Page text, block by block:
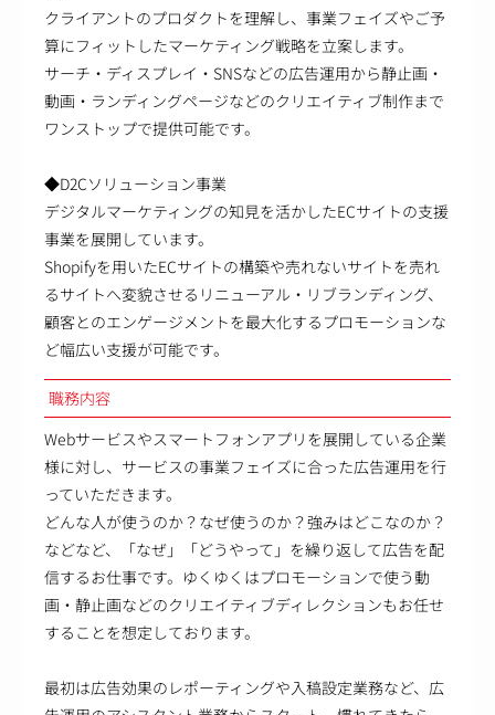
クライアントのプロダクトを理解し、事業フェイズやご予
算にフィットしたマーケティング戦略を立案します。
サーチ・ディスプレイ・SNSなどの広告運用から静止画・
動画・ランディングページなどのクリエイティブ制作まで
ワンストップで提供可能です。
◆D2Cソリューション事業
デジタルマーケティングの知見を活かしたECサイトの支援
事業を展開しています。
Shopifyを用いたECサイトの構築や売れないサイトを売れ
るサイトへ変貌させるリニューアル・リブランディング、
顧客とのエンゲージメントを最大化するプロモーションな
ど幅広い支援が可能です。
職務内容
Webサービスやスマートフォンアプリを展開している企業
様に対し、サービスの事業フェイズに合った広告運用を行
っていただきます。
どんな人が使うのか？なぜ使うのか？強みはどこなのか？
などなど、「なぜ」「どうやって」を繰り返して広告を配
信するお仕事です。ゆくゆくはプロモーションで使う動
画・静止画などのクリエイティブディレクションもお任せ
することを想定しております。
最初は広告効果のレポーティングや入稿設定業務など、広